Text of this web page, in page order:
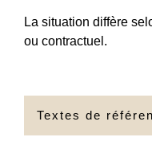
La situation diffère
ou contractuel.
Textes de